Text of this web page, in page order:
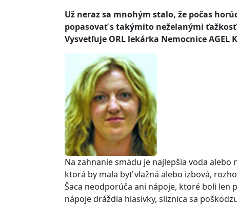
Už neraz sa mnohým stalo, že počas
popasovať s takýmito neželanými
Vysvetľuje ORL lekárka Nemocnice AGEL
Na zahnanie smädu je najlepšia voda
ktorá by mala byť vlažná alebo izbová,
Šaca neodporúča ani nápoje, ktoré boli len
nápoje dráždia hlasivky, sliznica sa